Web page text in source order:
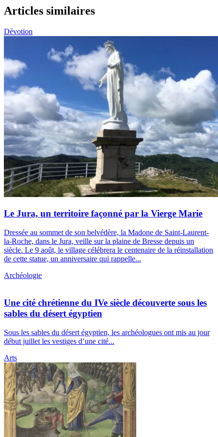
Articles similaires
Dévotion
Le Jura, un territoire façonné par la Vierge Marie
Dressée au sommet de son belvédère, la Madone de Saint-Laurent-
la-Roche, dans le Jura, veille sur la plaine de Bresse depuis un
siècle. Le 9 août, le village célébrera le centenaire de la réinstallation
de cette statue, un anniversaire qui rappelle...
Archéologie
Une cité chrétienne du IVe siècle découverte sous les
sables du désert égyptien
Sous les sables du désert égyptien, les archéologues ont mis au jour
début juillet les vestiges d’une cité...
Arts